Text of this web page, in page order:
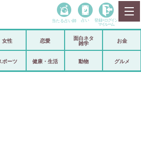
政治
当たる占い師 占い 登録• ログイン
マイルーム
女性 恋愛
面白ネタ
雑学
お金
ポーツ 健康・生活 動物 グルメ